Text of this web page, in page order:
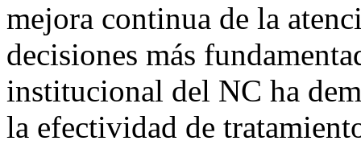
mejora continua de la
decisiones más
institucional del NC ha
la efectividad de